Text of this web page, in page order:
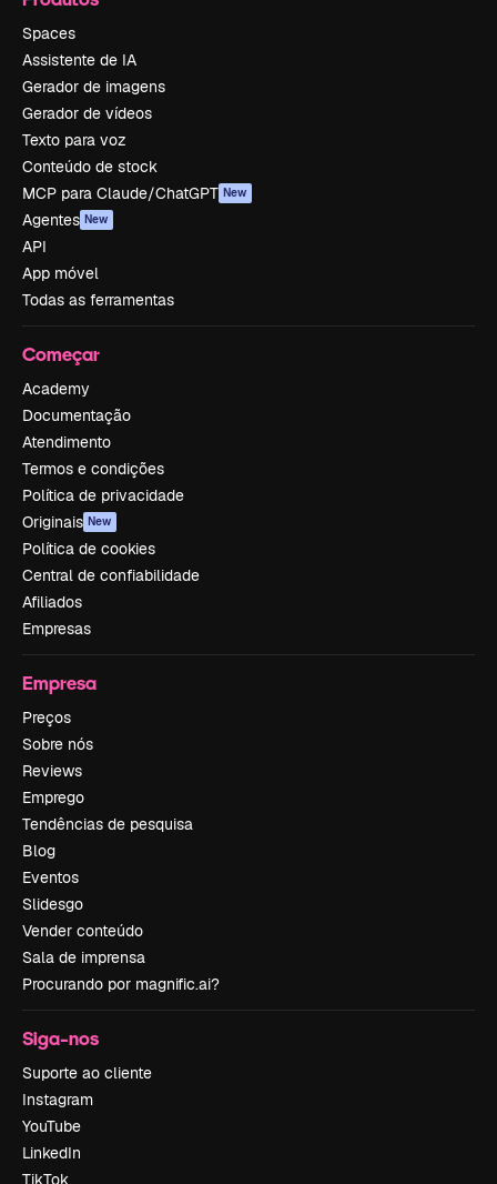
Spaces
Assistente de IA
Gerador de imagens
Gerador de vídeos
Texto para voz
Conteúdo de stock
MCP para Claude/ChatGPT New
Agentes New
API
App móvel
Todas as ferramentas
Começar
Academy
Documentação
Atendimento
Termos e condições
Política de privacidade
Originais New
Política de cookies
Central de confiabilidade
Afiliados
Empresas
Empresa
Preços
Sobre nós
Reviews
Emprego
Tendências de pesquisa
Blog
Eventos
Slidesgo
Vender conteúdo
Sala de imprensa
Procurando por magnific.ai?
Siga-nos
Suporte ao cliente
Instagram
YouTube
LinkedIn
TikTok